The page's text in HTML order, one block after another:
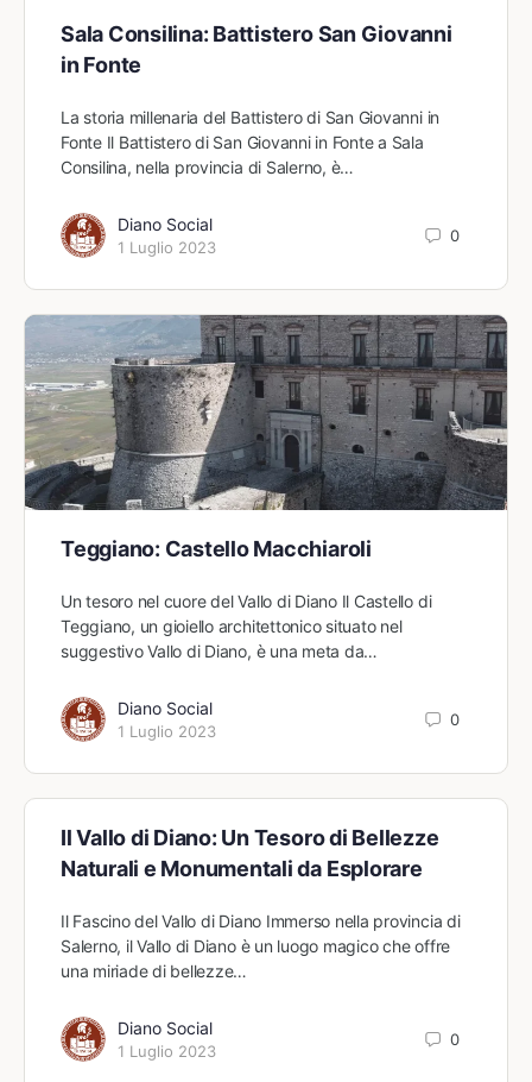
Sala Consilina: Battistero San Giovanni
in Fonte
La storia millenaria del Battistero di San Giovanni in
Fonte Il Battistero di San Giovanni in Fonte a Sala
Consilina, nella provincia di Salerno, è…
Diano Social
1 Luglio 2023
0
Teggiano: Castello Macchiaroli
Un tesoro nel cuore del Vallo di Diano Il Castello di
Teggiano, un gioiello architettonico situato nel
suggestivo Vallo di Diano, è una meta da…
Diano Social
1 Luglio 2023
0
Il Vallo di Diano: Un Tesoro di Bellezze
Naturali e Monumentali da Esplorare
Il Fascino del Vallo di Diano Immerso nella provincia di
Salerno, il Vallo di Diano è un luogo magico che offre
una miriade di bellezze…
Diano Social
1 Luglio 2023
0